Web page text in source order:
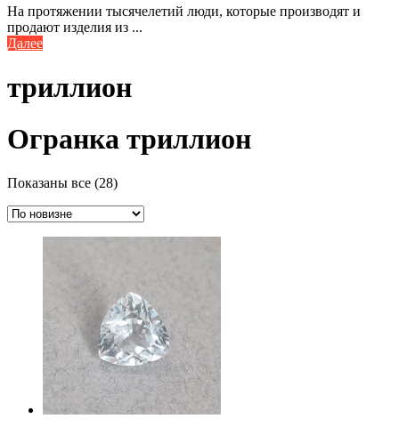
На протяжении тысячелетий люди, которые производят и
продают изделия из ...
Далее
триллион
Огранка триллион
Показаны все (28)Сортировка:
недавние